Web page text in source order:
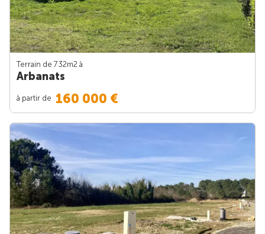
Terrain de 732m2 à
Arbanats
à partir de 160 000 €